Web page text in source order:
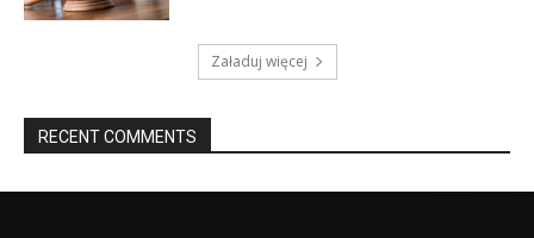
Załaduj więcej
RECENT COMMENTS